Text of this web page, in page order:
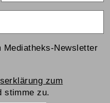
Newsletter
zum
stimme zu.